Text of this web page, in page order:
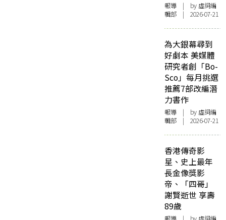
報導 | by 虛詞編
輯部 | 2026-07-21
為大銀幕尋到
好劇本 美媒體
研究者創「Bo-
Sco」每月挑選
推薦7部改編潛
力書作
報導 | by 虛詞編
輯部 | 2026-07-21
香港傳奇影
星、史上最年
長金像獎影
帝、「四哥」
謝賢逝世 享壽
89歲